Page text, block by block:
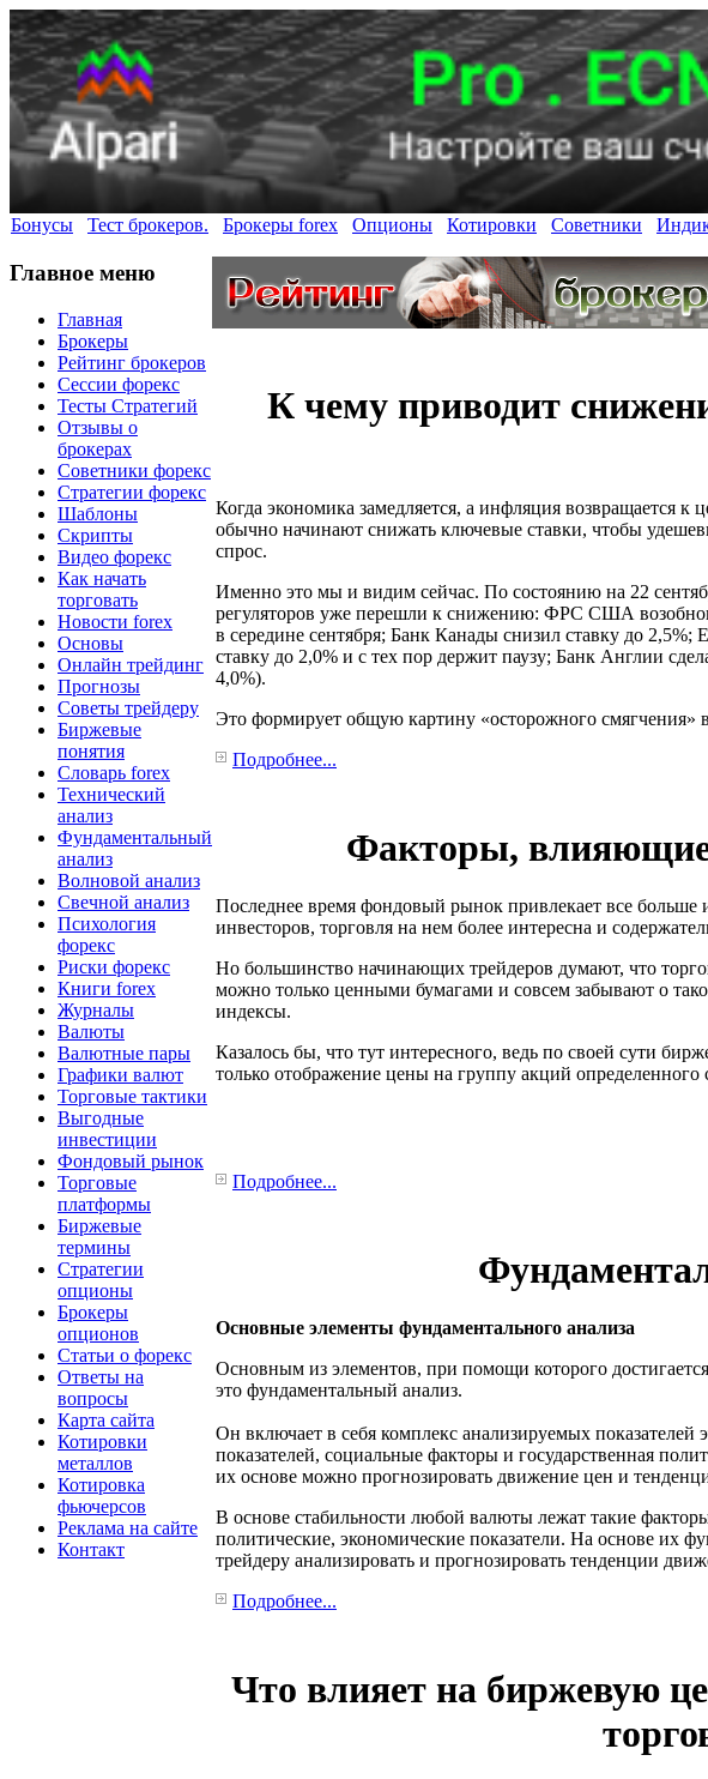
Бонусы Тест брокеров. Брокеры forex Опционы Котировки Советники
Главное меню
Главная
Брокеры
Рейтинг брокеров
Сессии форекс
Тесты Стратегий
Отзывы о
брокерах
Советники форекс
Стратегии форекс
Шаблоны
Скрипты
Видео форекс
Как начать
торговать
Новости forex
Основы
Онлайн трейдинг
Прогнозы
Советы трейдеру
Биржевые
понятия
Словарь forex
Технический
анализ
Фундаментальный
анализ
Волновой анализ
Свечной анализ
Психология
форекс
Риски форекс
Книги forex
Журналы
Валюты
Валютные пары
Графики валют
Торговые тактики
Выгодные
инвестиции
Фондовый рынок
Торговые
платформы
Биржевые
термины
Стратегии
опционы
Брокеры
опционов
Статьи о форекс
Ответы на
вопросы
Карта сайта
Котировки
металлов
Котировка
фьючерсов
Реклама на сайте
Контакт
К чему приводит
Когда экономика замедляется, а инфляция возвращается к
обычно начинают снижать ключевые ставки, чтобы
спрос.
Именно это мы и видим сейчас. По состоянию на 22
регуляторов уже перешли к снижению: ФРС США
в середине сентября; Банк Канады снизил ставку до
ставку до 2,0% и с тех пор держит паузу; Банк Англии
4,0%).
Это формирует общую картину «осторожного смягчения»
Подробнее...
Факторы, влияющие
Последнее время фондовый рынок привлекает все больше
инвесторов, торговля на нем более интересна и
Но большинство начинающих трейдеров думают, что
можно только ценными бумагами и совсем забывают о
индексы.
Казалось бы, что тут интересного, ведь по своей сути
только отображение цены на группу акций определенного
Подробнее...
Основные элементы фундаментального анализа
Основным из элементов, при помощи которого
это фундаментальный анализ.
Он включает в себя комплекс анализируемых показателей
показателей, социальные факторы и государственная
их основе можно прогнозировать движение цен и
В основе стабильности любой валюты лежат такие
политические, экономические показатели. На основе их
трейдеру анализировать и прогнозировать тенденции
Подробнее...
Что влияет на биржевую